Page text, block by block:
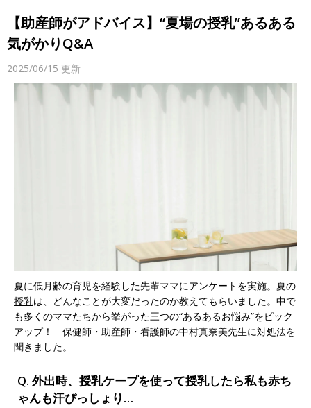
【助産師がアドバイス】“夏場の授乳”あるある
気がかりQ&A
2025/06/15 更新
夏に低月齢の育児を経験した先輩ママにアンケートを実施。夏の
授乳は、どんなことが大変だったのか教えてもらいました。中で
も多くのママたちから挙がった三つの“あるあるお悩み”をピック
アップ！ 保健師・助産師・看護師の中村真奈美先生に対処法を
聞きました。
Q. 外出時、授乳ケープを使って授乳したら私も赤ち
ゃんも汗びっしょり…